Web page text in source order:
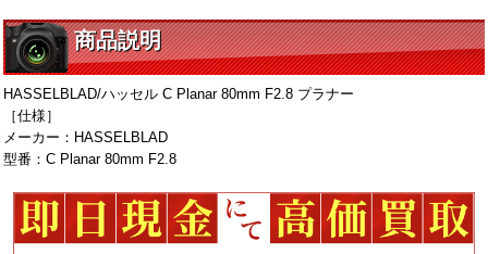
商品説明
HASSELBLAD/ハッセル C Planar 80mm F2.8 プラナー
［仕様］
メーカー：HASSELBLAD
型番：C Planar 80mm F2.8